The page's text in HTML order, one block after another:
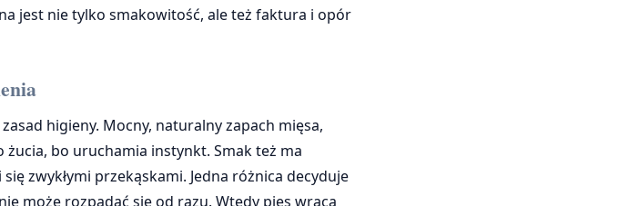
jest nie tylko smakowitość, ale też faktura i opór
higieny. Mocny, naturalny zapach mięsa,
żucia, bo uruchamia instynkt. Smak też ma
zwykłymi przekąskami. Jedna różnica decyduje
może rozpadać się od razu. Wtedy pies wraca